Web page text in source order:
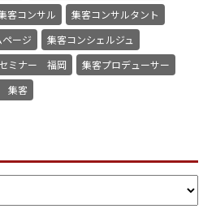
客コンサル
集客コンサルタント
ージ
集客コンシェルジュ
ミナー 福岡
集客プロデューサー
集客